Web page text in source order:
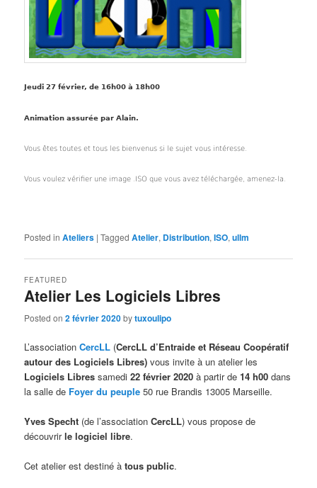
Jeudi 27 février, de 16h00 à 18h00
Animation assurée par Alain.
Vous êtes toutes et tous les bienvenus si le sujet vous intéresse.
Vous voulez vérifier une image .ISO que vous avez téléchargée, amenez-la.
Posted in Ateliers |Tagged Atelier, Distribution,ISO,ullm
Atelier Les Logiciels Libres
FEATURED
Posted on2 février 2020bytuxoulipo
L’associationCercLL (CercLL d’Entraide et Réseau Coopératif
autour des Logiciels Libres) vous invite à un atelier les
Logiciels Libressamedi22 février 2020 à partir de 14 h00 dans
la salle de Foyer du peuple 50 rue Brandis 13005 Marseille.
Yves Specht (de l’associationCercLL) vous propose de
découvrirle logiciel libre.
Cet atelier est destiné àtous public.